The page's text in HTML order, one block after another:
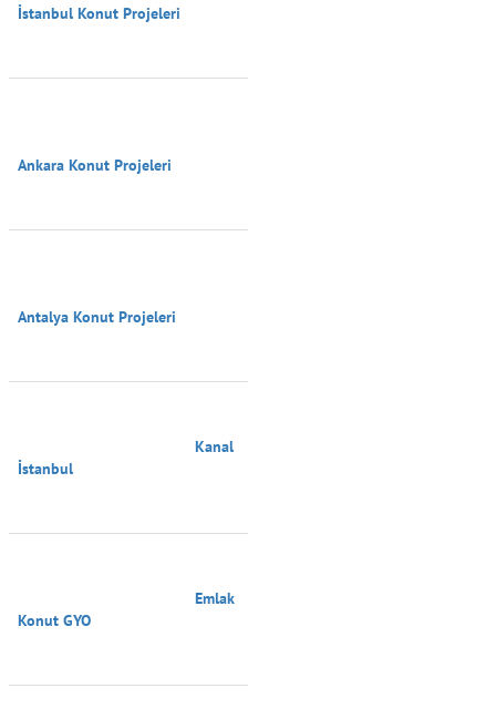
İstanbul Konut Projeleri
Ankara Konut Projeleri
Antalya Konut Projeleri
İstanbul
Konut GYO